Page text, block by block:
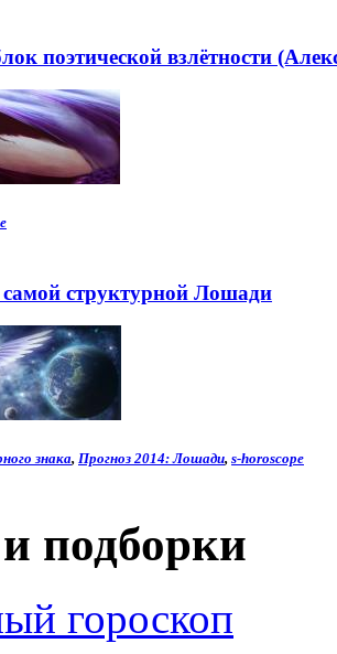
поэтической взлётности
структурной Лошади
знака, Прогноз 2014: Лошади, s-horoscope
подборки
гороскоп